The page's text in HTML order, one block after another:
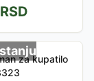
RSD
za kupatilo